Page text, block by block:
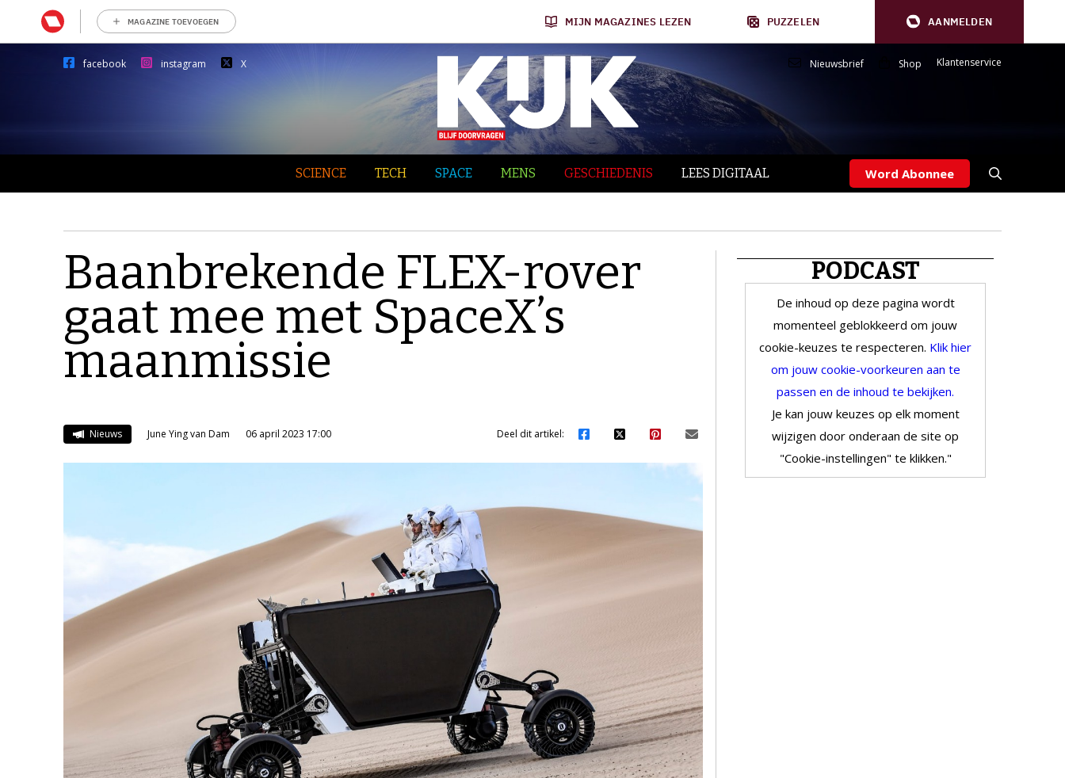
MAGAZINE TOEVOEGEN MIJN MAGAZINES LEZEN PUZZELEN AANMELDEN
facebook instagram X Nieuwsbrief Shop Klantenservice
SCIENCE TECH SPACE MENS GESCHIEDENIS LEES DIGITAAL Word Abonnee
Baanbrekende FLEX-rover
gaat mee met SpaceX’s
maanmissie
Nieuws June Ying van Dam 06 april 2023 17:00 Deel dit artikel:
PODCAST
De inhoud op deze pagina wordt
momenteel geblokkeerd om jouw
cookie-keuzes te respecteren. Klik hier
om jouw cookie-voorkeuren aan te
passen en de inhoud te bekijken.
Je kan jouw keuzes op elk moment
wijzigen door onderaan de site op
"Cookie-instellingen" te klikken."